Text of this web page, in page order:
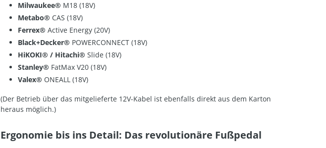
Milwaukee® M18 (18V)
Metabo® CAS (18V)
Ferrex® Active Energy (20V)
Black+Decker® POWERCONNECT (18V)
HiKOKI® / Hitachi® Slide (18V)
Stanley® FatMax V20 (18V)
Valex® ONEALL (18V)
(Der Betrieb über das mitgelieferte 12V-Kabel ist ebenfalls direkt aus dem Karton
heraus möglich.)
Ergonomie bis ins Detail: Das revolutionäre Fußpedal